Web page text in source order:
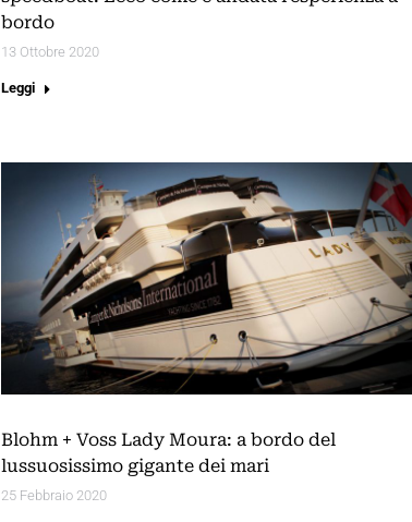
bordo
13 Ottobre 2020
Leggi
Blohm + Voss Lady Moura: a bordo del
lussuosissimo gigante dei mari
25 Febbraio 2020